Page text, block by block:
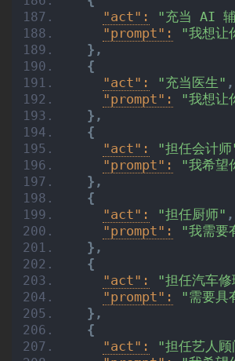
"act":
"充当 AI
"prompt":
"我想让
} ,
{
"act":
"充当医生" ,
"prompt":
"我想让
} ,
{
"act":
"担任会计
"prompt":
"我希望
} ,
{
"act":
"担任厨师" ,
"prompt":
"我需要
} ,
{
"act":
"担任汽车
"prompt":
"需要具
} ,
{
"act":
"担任艺人